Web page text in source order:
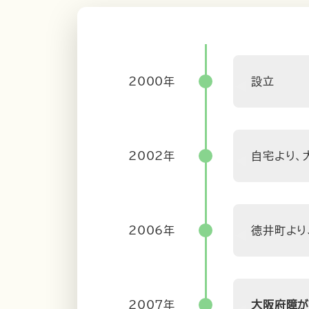
2000年 設立
2002年 自宅より
2006年 徳井町よ
2007年 大阪府障が